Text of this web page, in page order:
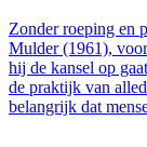
Zonder roeping en
Mulder (1961),
hij de kansel op
de praktijk van
belangrijk dat